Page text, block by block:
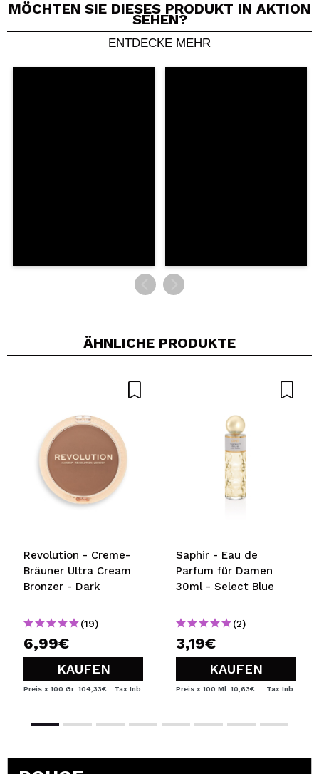
Ein Video oder Foto teilen
Dein Video könnte das erste sein. Stell es dir vor...
MÖCHTEN SIE DIESES PRODUKT IN AKTION
SEHEN?
ENTDECKE MEHR
ÄHNLICHE PRODUKTE
Revolution - Creme-
Bräuner Ultra Cream
Bronzer - Dark
(19)
6,99€
KAUFEN
Preis x 100 Gr: 104,33€ Tax Inb.
Saphir - Eau de
Parfum für Damen
30ml - Select Blue
(2)
3,19€
KAUFEN
Preis x 100 Ml: 10,63€ Tax Inb.